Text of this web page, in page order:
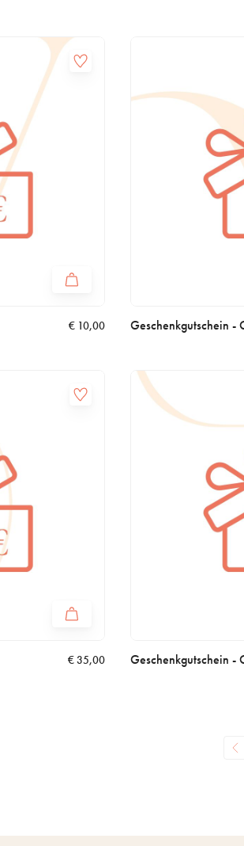
€ 10,00 Geschenkgutschein -
€35,00 Geschenkgutschein -